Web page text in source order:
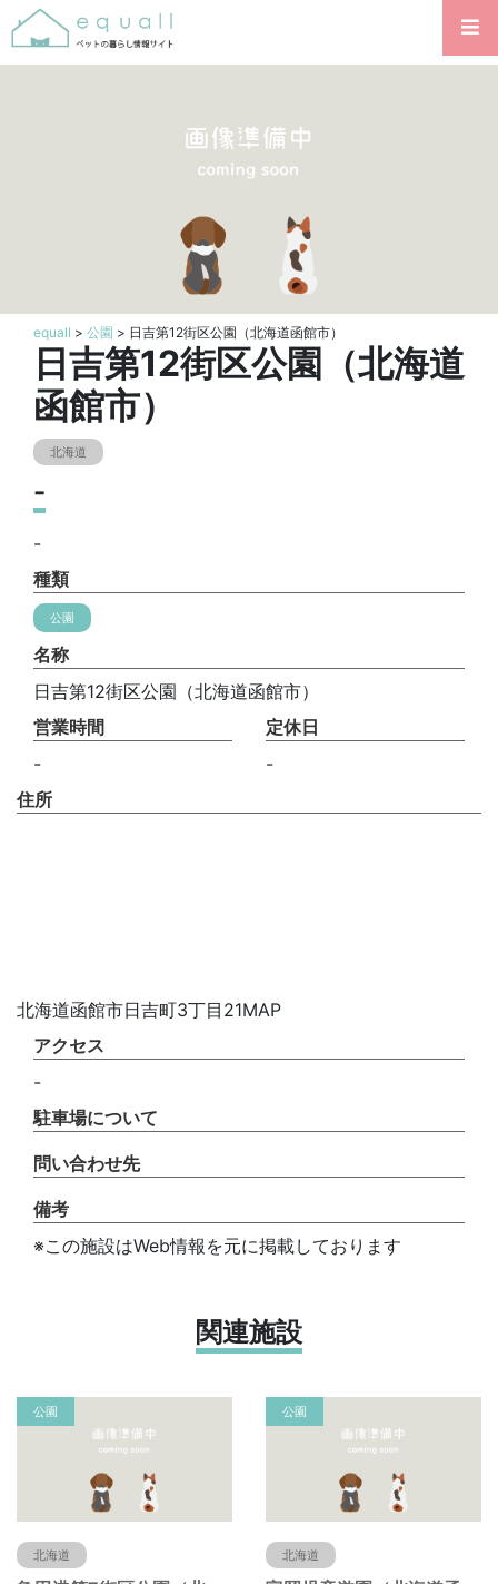
equall > 公園 > 日吉第12街区公園（北海道函館市）
日吉第12街区公園（北海道
函館市）
北海道
-
-
種類
公園
名称
日吉第12街区公園（北海道函館市）
営業時間
-
定休日
-
住所
北海道函館市日吉町3丁目21MAP
アクセス
-
駐車場について
問い合わせ先
備考
※この施設はWeb情報を元に掲載しております
関連施設
公園
北海道
公園
北海道